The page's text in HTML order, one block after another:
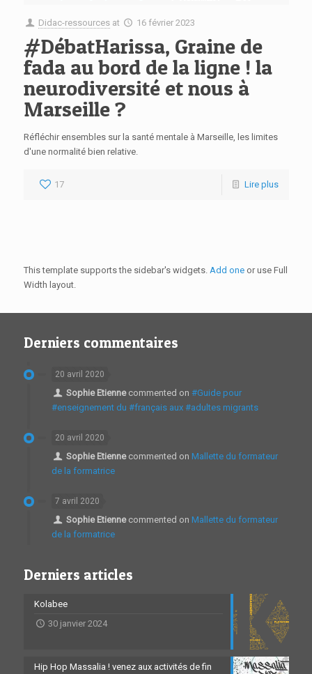
Didac-ressources at 16 février 2023
#DébatHarissa, Graine de
fada au bord de la ligne ! la
neurodiversité et nous à
Marseille ?
Réfléchir ensembles sur la santé mentale à Marseille, les limites
d'une normalité bien relative.
17 Lire plus
This template supports the sidebar's widgets. Add oneor use Full
Width layout.
Derniers commentaires
20 avril 2020
Sophie Etiennecommented on #Guide pour
#enseignement du #français aux #adultes migrants
20 avril 2020
Sophie Etiennecommented on Mallette du formateur
de la formatrice
7 avril 2020
Sophie Etiennecommented on Mallette du formateur
de la formatrice
Derniers articles
Kolabee
30 janvier 2024
Hip Hop Massalia ! venez aux activités de fin